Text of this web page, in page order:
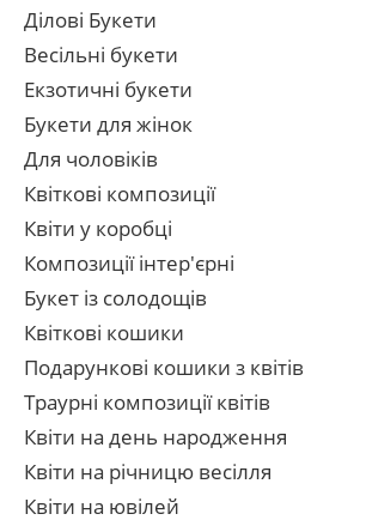
Ділові Букети
Весільні букети
Екзотичні букети
Букети для жінок
Для чоловіків
Квіткові композиції
Квіти у коробці
Композиції інтер'єрні
Букет із солодощів
Квіткові кошики
Подарункові кошики з квітів
Траурні композиції квітів
Квіти на день народження
Квіти на річницю весілля
Квіти на ювілей